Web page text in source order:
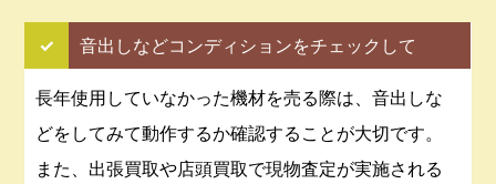
✓ 音出しなどコンディションをチェックして
長年使用していなかった機材を売る際は、音出しな
どをしてみて動作するか確認することが大切です。
また、出張買取や店頭買取で現物査定が実施される